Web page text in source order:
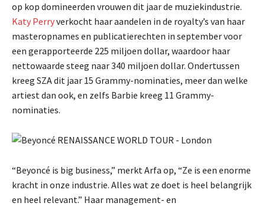
op kop domineerden vrouwen dit jaar de muziekindustrie.
Katy Perryverkocht haar aandelen in de royalty’s van haar
masteropnames en publicatierechten in september voor
een gerapporteerde 225 miljoen dollar, waardoor haar
nettowaarde steeg naar 340 miljoen dollar. Ondertussen
kreeg SZA dit jaar 15 Grammy-nominaties, meer dan welke
artiest dan ook, en zelfs Barbie kreeg 11 Grammy-
nominaties.
“Beyoncé is big business,” merkt Arfa op, “Ze is een enorme
kracht in onze industrie. Alles wat ze doet is heel belangrijk
en heel relevant.” Haar management- en